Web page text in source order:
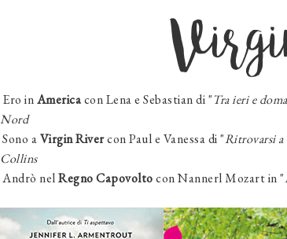
Ero inAmericacon Lena e Sebastian di "Tra ieri e
Nord
Sono aVirgin Rivercon Paul e Vanessa di "Ritrovarsi
Collins
Andrò nelRegno Capovoltocon Nannerl Mozart in "